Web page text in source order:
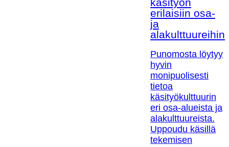
käsityön
erilaisiin osa-
ja
alakulttuureihin!
Punomosta löytyy
hyvin
monipuolisesti
tietoa
käsityökulttuurin
eri osa-alueista ja
alakulttuureista.
Uppoudu käsillä
tekemisen